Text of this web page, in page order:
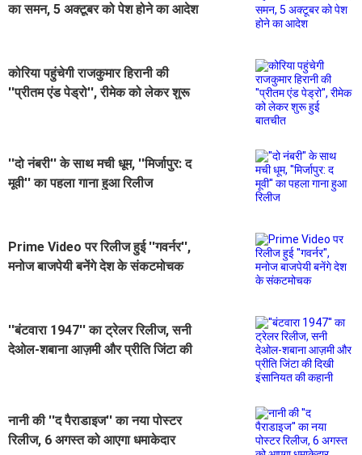
का समन, 5 अक्टूबर को पेश होने का आदेश
कोरिया पहुंचेगी राजकुमार हिरानी की
''प्रीतम एंड पेड्रो'', रीमेक को लेकर शुरू
''दो नंबरी'' के साथ मची धूम, ''मिर्जापुर: द
मूवी'' का पहला गाना हुआ रिलीज
Prime Video पर रिलीज हुई ''गवर्नर'',
मनोज बाजपेयी बनेंगे देश के संकटमोचक
''बंटवारा 1947'' का ट्रेलर रिलीज, सनी
देओल-शबाना आज़मी और प्रीति जिंटा की
नानी की ''द पैराडाइज'' का नया पोस्टर
रिलीज, 6 अगस्त को आएगा धमाकेदार